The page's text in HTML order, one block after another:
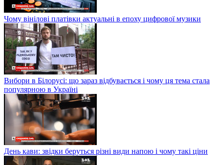
Чому вінілові платівки актуальні в епоху цифрової музики
Вибори в Білорусі: що зараз відбувається і чому ця тема стала
популярною в Україні
День кави: звідки беруться різні види напою і чому такі ціни